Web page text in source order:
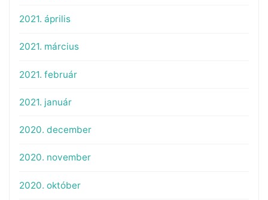
2021. április
2021. március
2021. február
2021. január
2020. december
2020. november
2020. október